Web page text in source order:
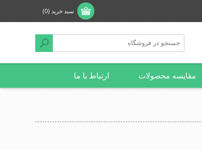
سبد خرید (0)
مقایسه محصولات ارتباط با ما